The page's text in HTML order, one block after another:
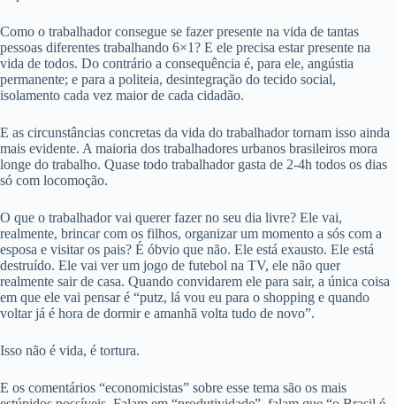
Como o trabalhador consegue se fazer presente na vida de tantas
pessoas diferentes trabalhando 6×1? E ele precisa estar presente na
vida de todos. Do contrário a consequência é, para ele, angústia
permanente; e para a politeia, desintegração do tecido social,
isolamento cada vez maior de cada cidadão.
E as circunstâncias concretas da vida do trabalhador tornam isso ainda
mais evidente. A maioria dos trabalhadores urbanos brasileiros mora
longe do trabalho. Quase todo trabalhador gasta de 2-4h todos os dias
só com locomoção.
O que o trabalhador vai querer fazer no seu dia livre? Ele vai,
realmente, brincar com os filhos, organizar um momento a sós com a
esposa e visitar os pais? É óbvio que não. Ele está exausto. Ele está
destruído. Ele vai ver um jogo de futebol na TV, ele não quer
realmente sair de casa. Quando convidarem ele para sair, a única coisa
em que ele vai pensar é “putz, lá vou eu para o shopping e quando
voltar já é hora de dormir e amanhã volta tudo de novo”.
Isso não é vida, é tortura.
E os comentários “economicistas” sobre esse tema são os mais